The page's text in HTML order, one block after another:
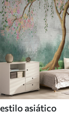
estilo asiático